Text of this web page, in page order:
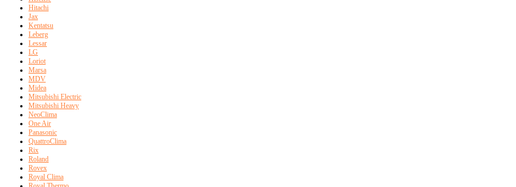
Hitachi
Jax
Kentatsu
Leberg
Lessar
LG
Loriot
Marsa
MDV
Midea
Mitsubishi Electric
Mitsubishi Heavy
NeoClima
One Air
Panasonic
QuattroClima
Rix
Roland
Rovex
Royal Clima